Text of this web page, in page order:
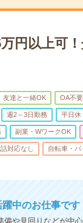
円以上可
友達と一緒OK OA不要
週2～3日勤務 平日休
副業・WワークOK
対応なし 自転車・バ
中のお仕事です
や見回りなどが中